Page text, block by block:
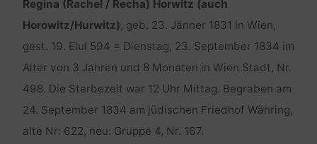
Regina (Rachel / Recha) Horwitz (auch
Horowitz/Hurwitz), geb. 23. Jänner 1831 in Wien,
gest. 19. Elul 594 = Dienstag, 23. September 1834 im
Alter von 3 Jahren und 8 Monaten in Wien Stadt, Nr.
498. Die Sterbezeit war 12 Uhr Mittag. Begraben am
24. September 1834 am jüdischen Friedhof Währing,
alte Nr: 622, neu: Gruppe 4, Nr. 167.